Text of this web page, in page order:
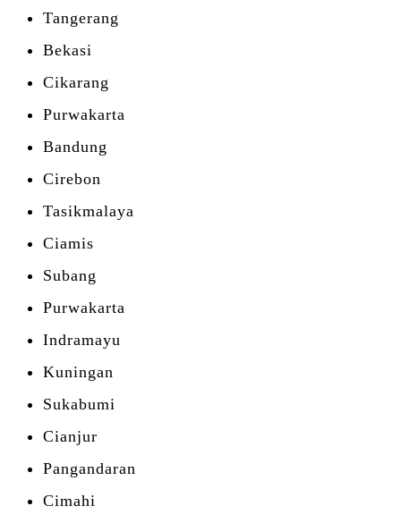
Tangerang
Bekasi
Cikarang
Purwakarta
Bandung
Cirebon
Tasikmalaya
Ciamis
Subang
Purwakarta
Indramayu
Kuningan
Sukabumi
Cianjur
Pangandaran
Cimahi